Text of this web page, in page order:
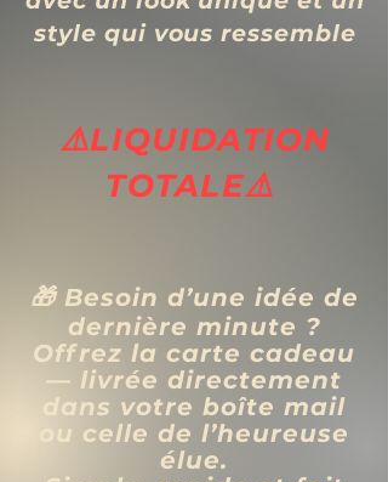
style qui vous ressemble
⚠️LIQUIDATION
TOTALE⚠️
🎁 Besoin d’une idée de
dernière minute ?
Offrez la carte cadeau
— livrée directement
dans votre boîte mail
ou celle de l’heureuse
élue.